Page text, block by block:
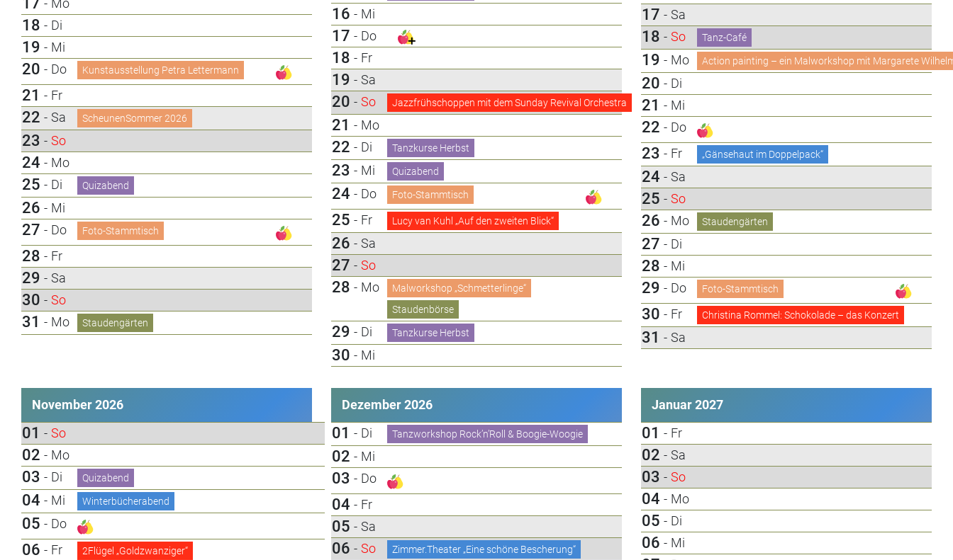
- Mo
18 - Di
19 - Mi
20 - Do Kunstausstellung Petra Lettermann
21 - Fr
22 - Sa ScheunenSommer 2026
23 - So
24 - Mo
25 - Di Quizabend
26 - Mi
27 - Do Foto-Stammtisch
28 - Fr
29 - Sa
30 - So
31 - Mo Staudengärten
16 - Mi
17 - Do
18 - Fr
19 - Sa
20 - So Jazzfrühschoppen mit dem Sunday Revival Orchestra
21 - Mo
22 - Di Tanzkurse Herbst
23 - Mi Quizabend
24 - Do Foto-Stammtisch
25 - Fr Lucy van Kuhl „Auf den zweiten Blick“
26 - Sa
27 - So
28 - Mo
Malworkshop „Schmetterlinge“
Staudenbörse
29 - Di Tanzkurse Herbst
30 - Mi
17 - Sa
18 - So Tanz-Café
19 - Mo Action painting – ein Malworkshop mit Margarete
20 - Di
21 - Mi
22 - Do
23 - Fr „Gänsehaut im Doppelpack“
24 - Sa
25 - So
26 - Mo Staudengärten
27 - Di
28 - Mi
29 - Do Foto-Stammtisch
30 - Fr Christina Rommel: Schokolade – das Konzert
31 - Sa
November 2026
01 - So
02 - Mo
03 - Di Quizabend
04 - Mi Winterbücherabend
05 - Do
06 - Fr 2Flügel „Goldzwanziger“
Dezember 2026
01 - Di Tanzworkshop Rock’n’Roll & Boogie-Woogie
02 - Mi
03 - Do
04 - Fr
05 - Sa
06 - So Zimmer.Theater „Eine schöne Bescherung“
Januar 2027
01 - Fr
02 - Sa
03 - So
04 - Mo
05 - Di
06 - Mi